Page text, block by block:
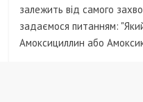
залежить від самого
задаємося питанням:
Амоксициллин або